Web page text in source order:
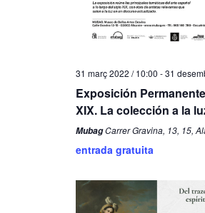
31 març 2022 / 10:00 -31
Exposición
XIX. La colección a la
MubagCarrer Gravina, 13, 15,
entrada gratuita